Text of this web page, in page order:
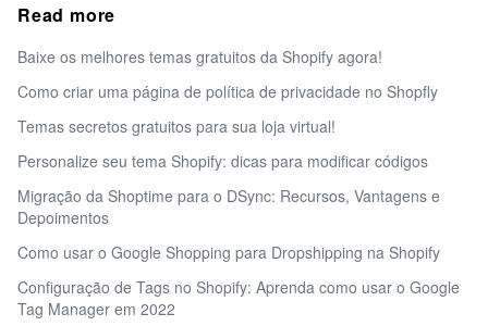
Read more
Baixe os melhores temas gratuitos da Shopify agora!
Como criar uma página de política de privacidade no Shopfly
Temas secretos gratuitos para sua loja virtual!
Personalize seu tema Shopify: dicas para modificar códigos
Migração da Shoptime para o DSync: Recursos, Vantagens e
Depoimentos
Como usar o Google Shopping para Dropshipping na Shopify
Configuração de Tags no Shopify: Aprenda como usar o Google
Tag Manager em 2022